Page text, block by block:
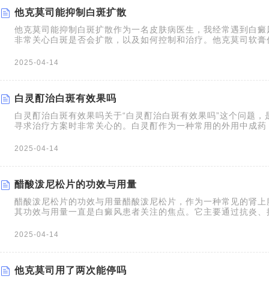
他克莫司能抑制白斑扩散
他克莫司能抑制白斑扩散作为一名皮肤病医生，我经常遇到白
非常关心白斑是否会扩散，以及如何控制和治疗。他克莫司软
2025-04-14
白灵酊治白斑有效果吗
白灵酊治白斑有效果吗关于“白灵酊治白斑有效果吗”这个问题，
寻求治疗方案时非常关心的。白灵酊作为一种常用的外用中成
2025-04-14
醋酸泼尼松片的功效与用量
醋酸泼尼松片的功效与用量醋酸泼尼松片，作为一种常见的肾
其功效与用量一直是白癜风患者关注的焦点。它主要通过抗炎
的醋酸泼尼松片（强的松）和外用的醋酸泼尼松乳膏，是两种常
2025-04-14
他克莫司用了两次能停吗